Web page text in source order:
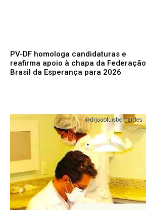
PV-DF homologa candidaturas e
reafirma apoio à chapa da Federação
Brasil da Esperança para 2026